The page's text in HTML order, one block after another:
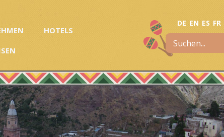
HOTELS
DE EN ES FR